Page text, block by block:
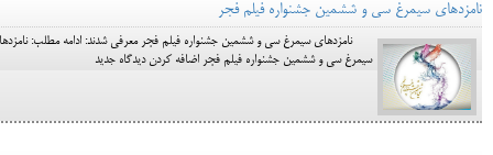
نامزدهای سیمرغ سی و ششمین جشنواره فیلم فجر
نامزدهای سیمرغ سی و ششمین جشنواره فیلم فجر معرفی شدند: ادامه مطلب:
سیمرغ سی و ششمین جشنواره فیلم فجر اضافه کردن دیدگاه جدید